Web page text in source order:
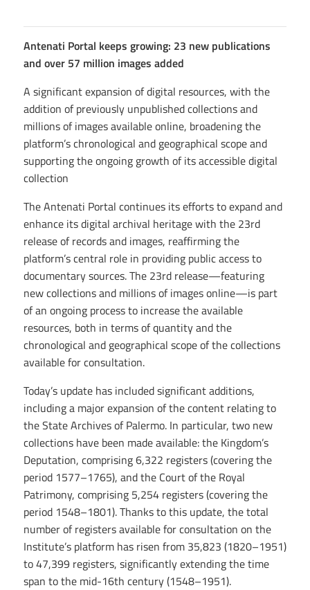
Antenati Portal keeps growing: 23 new publications
and over 57 million images added
A significant expansion of digital resources, with the
addition of previously unpublished collections and
millions of images available online, broadening the
platform’s chronological and geographical scope and
supporting the ongoing growth of its accessible digital
collection
The Antenati Portal continues its efforts to expand and
enhance its digital archival heritage with the 23rd
release of records and images, reaffirming the
platform’s central role in providing public access to
documentary sources. The 23rd release—featuring
new collections and millions of images online—is part
of an ongoing process to increase the available
resources, both in terms of quantity and the
chronological and geographical scope of the collections
available for consultation.
Today’s update has included significant additions,
including a major expansion of the content relating to
the State Archives of Palermo. In particular, two new
collections have been made available: the Kingdom’s
Deputation, comprising 6,322 registers (covering the
period 1577–1765), and the Court of the Royal
Patrimony, comprising 5,254 registers (covering the
period 1548–1801). Thanks to this update, the total
number of registers available for consultation on the
Institute’s platform has risen from 35,823 (1820–1951)
to 47,399 registers, significantly extending the time
span to the mid-16th century (1548–1951).